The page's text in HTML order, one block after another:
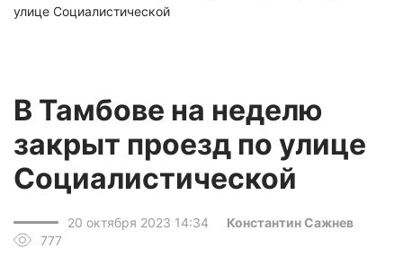
улице Социалистической
В Тамбове на неделю
закрыт проезд по улице
Социалистической
20 октября 2023 14:34
Константин Сажнев
777